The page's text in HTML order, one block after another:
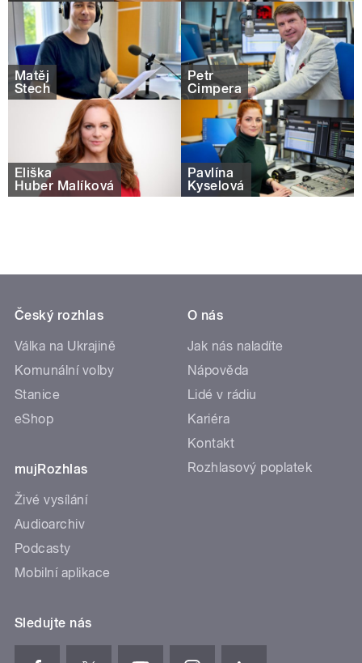
Matěj
Štech
Petr
Čimpera
Eliška
Huber Malíková
Pavlína
Kyselová
Český rozhlas
Válka na Ukrajině
Komunální volby
Stanice
eShop
mujRozhlas
Živé vysílání
Audioarchiv
Podcasty
Mobilní aplikace
O nás
Jak nás naladíte
Nápověda
Lidé v rádiu
Kariéra
Kontakt
Rozhlasový poplatek
Sledujte nás